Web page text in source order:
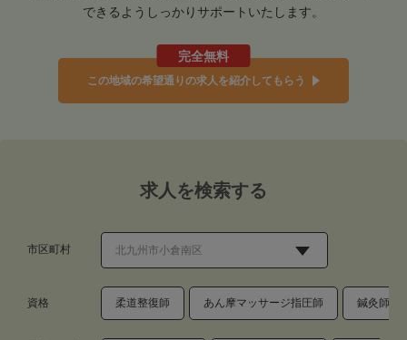
できるようしっかりサポートいたします。
完全無料
この地域の希望通りの求人を紹介してもらう
求人を検索する
市区町村
資格 柔道整復師 あん摩マッサージ指圧師 鍼灸師